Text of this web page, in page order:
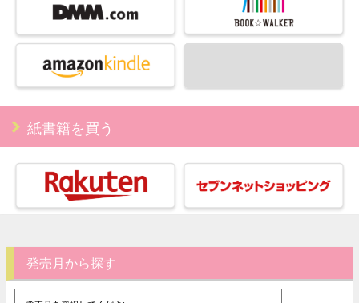
紙書籍を買う
発売月から探す